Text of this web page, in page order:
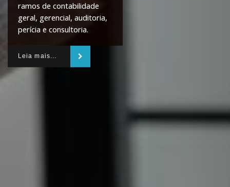
ramos de contabilidade
geral, gerencial, auditoria,
perícia e consultoria.
Leia mais...